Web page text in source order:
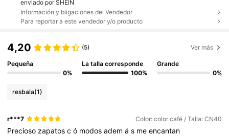
enviado por SHEIN
Información y bligaciones del Vendedor
Para reportar a este vendedor y/o producto
4,20 (5) Ver más
Pequeña
0%
La talla corresponde
100%
Grande
0%
resbala(1)
r***7 Color: color café / Talla: CN40
Precioso zapatoscó modosademás meencantan